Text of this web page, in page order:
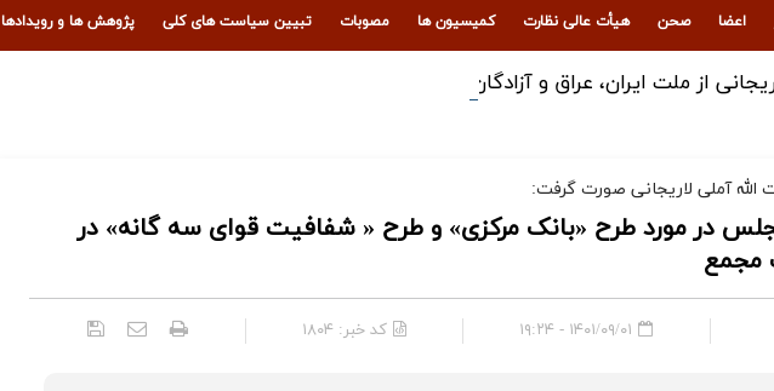
اعضا صحن هیأت عالی نظارت کمیسیون ها مصوبات تبیین سیاست های کلی پژوهش ها و رویدادها
از ملت ایران، عراق و آزادگان جهان برای حضور میلیونی در تشییع رهبر شهید انقلاب
آملی لاریجانی صورت گرفت:
در مورد طرح «بانک مرکزی» و طرح « شفافیت قوای سه گانه» در
مجمع
۱۴۰۱/۰۹/۰۱ - ۱۹:۲۴ کد خبر:۱۸۰۴